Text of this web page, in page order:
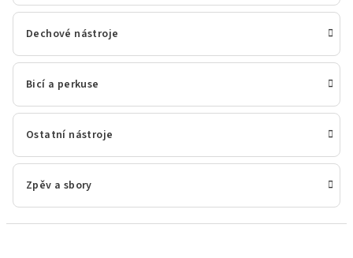
Dechové nástroje
Bicí a perkuse
Ostatní nástroje
Zpěv a sbory